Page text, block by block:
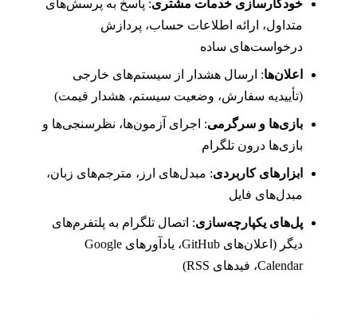
خودکارسازی خدمات مشتری: پاسخ به پرسش‌های
متداول، ارائه اطلاعات حساب، پردازش
درخواست‌های ساده
اعلان‌ها: ارسال هشدار از سیستم‌های خارجی
(تأییدیه سفارش، وضعیت سیستم، هشدار قیمت)
بازی‌ها و سرگرمی: اجرای آزمون‌ها، نظرسنجی‌ها و
بازی‌ها درون تلگرام
ابزارهای کاربردی: مبدل‌های ارز، مترجم‌های زبان،
مبدل‌های فایل
پل‌های یکپارچه‌سازی: اتصال تلگرام به پلتفرم‌های
دیگر (اعلان‌های GitHub، یادآورهای Google
Calendar، فیدهای RSS)